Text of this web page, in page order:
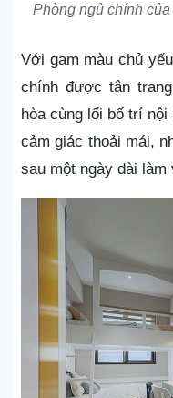
Phòng ngủ chính
Với gam màu chủ
chính được tân
hòa cùng lối bố trí
cảm giác thoải mái,
sau một ngày dài làm